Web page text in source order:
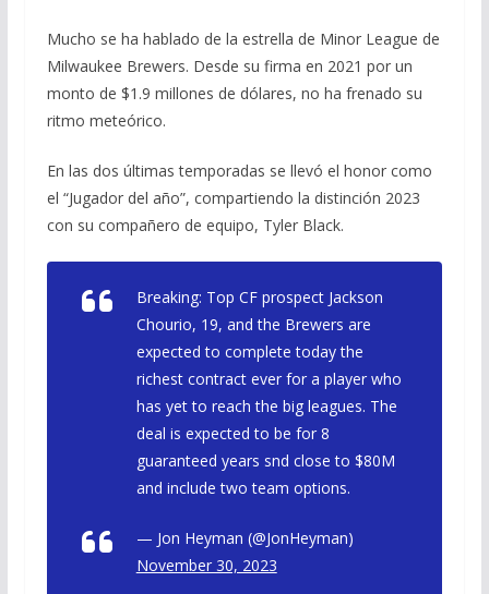
Mucho se ha hablado de la estrella de Minor League de
Milwaukee Brewers. Desde su firma en 2021 por un
monto de $1.9 millones de dólares, no ha frenado su
ritmo meteórico.
En las dos últimas temporadas se llevó el honor como
el “Jugador del año”, compartiendo la distinción 2023
con su compañero de equipo, Tyler Black.
Breaking: Top CF prospect Jackson
Chourio, 19, and the Brewers are
expected to complete today the
richest contract ever for a player who
has yet to reach the big leagues. The
deal is expected to be for 8
guaranteed years snd close to $80M
and include two team options.
— Jon Heyman (@JonHeyman)
November 30, 2023